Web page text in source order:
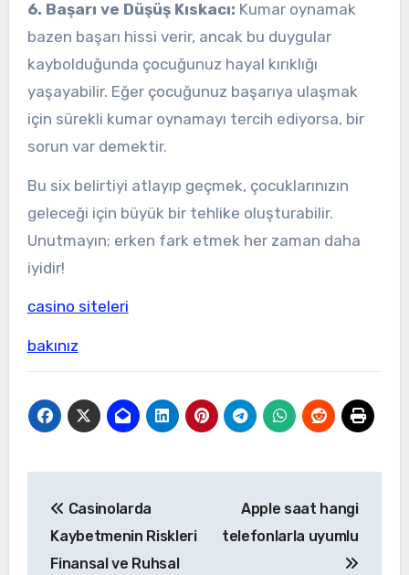
6. Başarı ve Düşüş Kıskacı: Kumar oynamak
bazen başarı hissi verir, ancak bu duygular
kaybolduğunda çocuğunuz hayal kırıklığı
yaşayabilir. Eğer çocuğunuz başarıya ulaşmak
için sürekli kumar oynamayı tercih ediyorsa, bir
sorun var demektir.
Bu six belirtiyi atlayıp geçmek, çocuklarınızın
geleceği için büyük bir tehlike oluşturabilir.
Unutmayın; erken fark etmek her zaman daha
iyidir!
casino siteleri
bakınız
gezinmesi
Casinolarda
Kaybetmenin Riskleri
Finansal ve Ruhsal
Apple saat hangi
telefonlarla uyumlu